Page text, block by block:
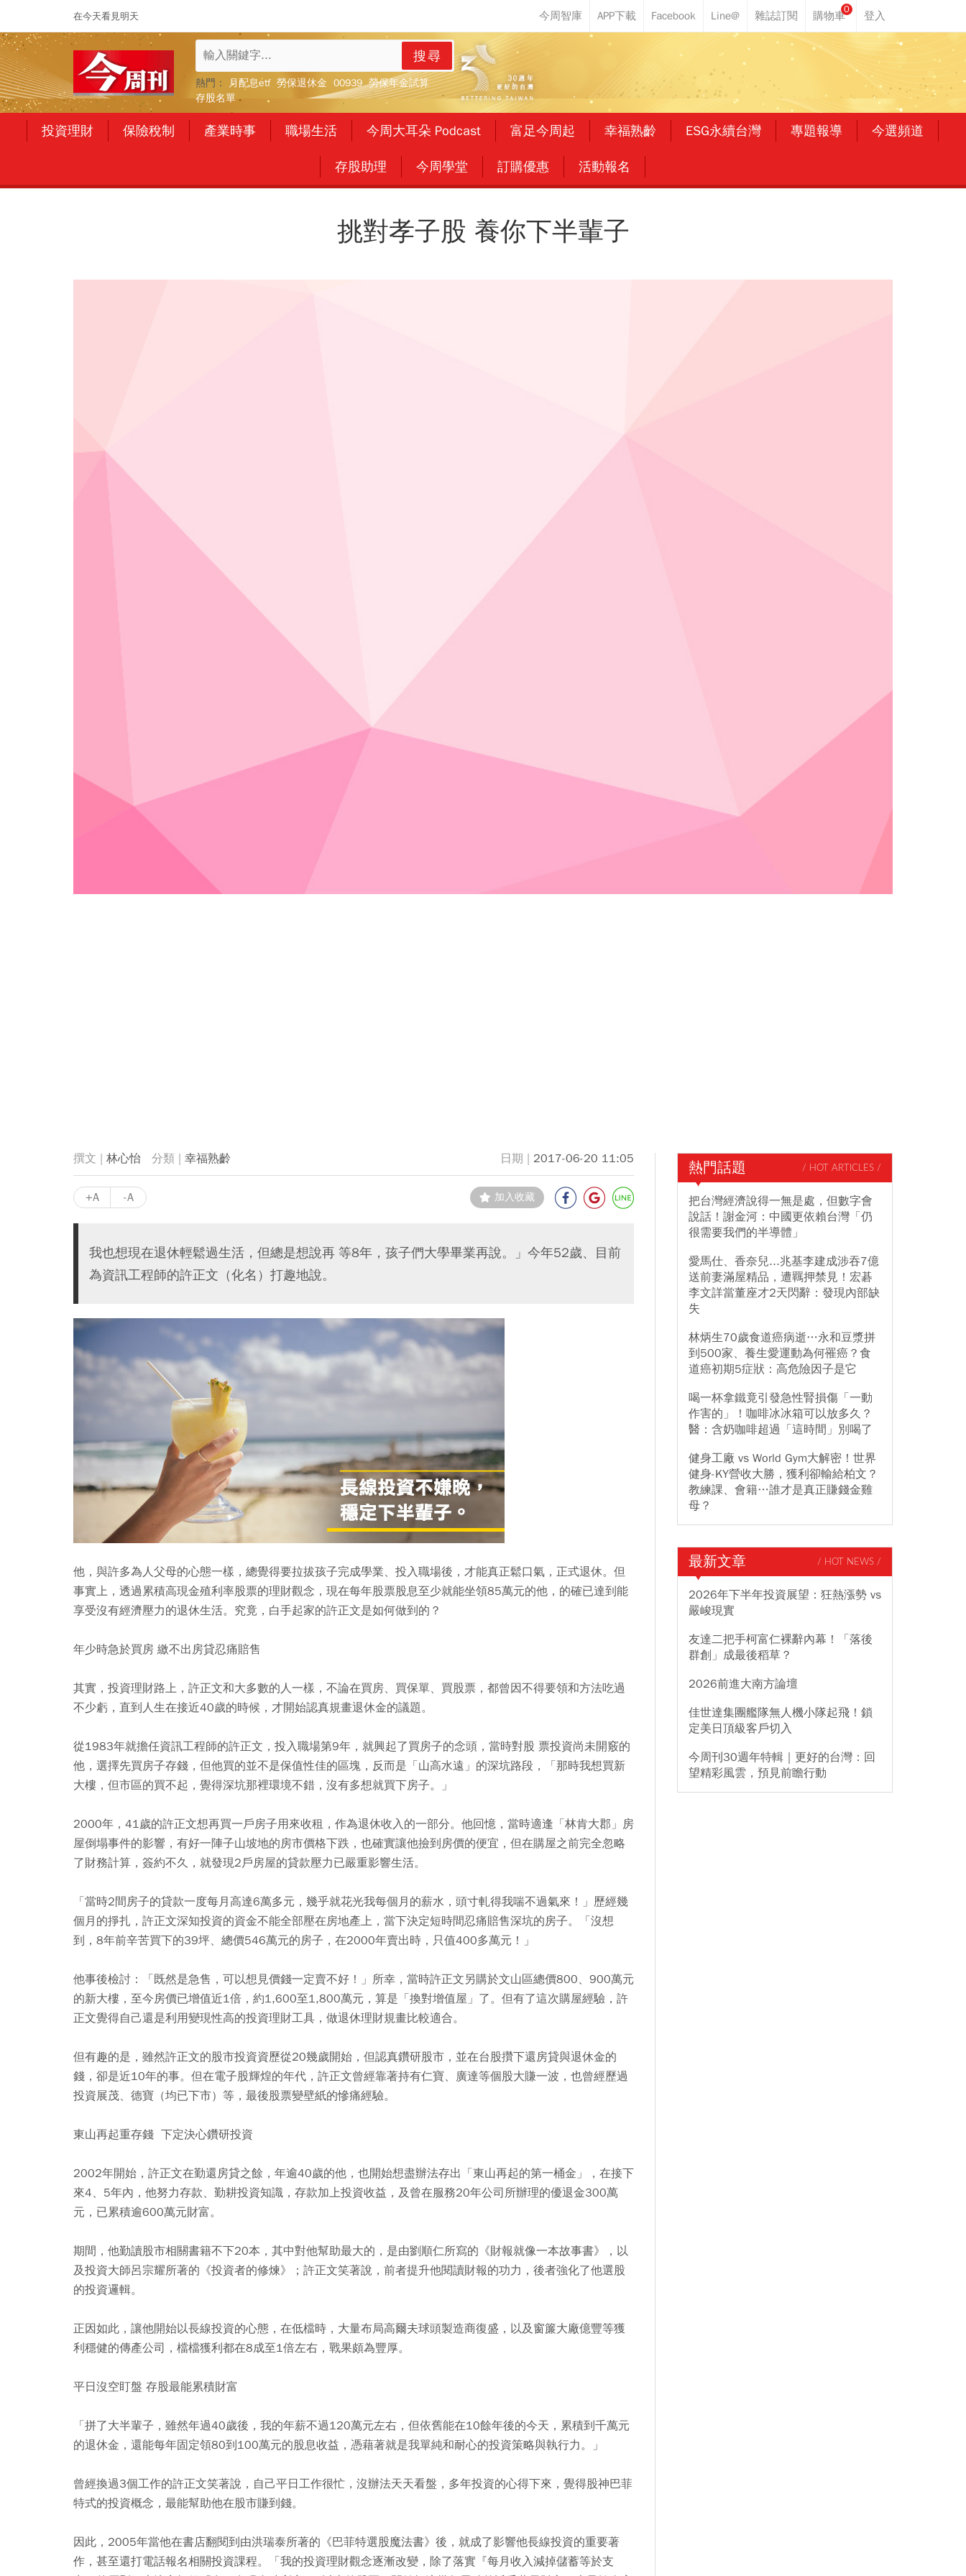
在今天看見明天
0
搜尋
熱門： 月配息etf 勞保退休金 00939 勞保年金試算
存股名單
投資理財 保險稅制 產業時事 職場生活 今周大耳朵 Podcast 富足今周起 幸福熟齡 ESG永續台灣 專題報導 今選頻道
存股助理 今周學堂 訂購優惠 活動報名
挑對孝子股 養你下半輩子
林心怡 幸福熟齡 2017-06-20 11:05
+A -A 加入收藏
我也想現在退休輕鬆過生活，但總是想說再 等8年，孩子們大學畢業再說。」今年52歲、目前
為資訊工程師的許正文（化名）打趣地說。
他，與許多為人父母的心態一樣，總覺得要拉拔孩子完成學業、投入職場後，才能真正鬆口氣，正式退休。但
事實上，透過累積高現金殖利率股票的理財觀念，現在每年股票股息至少就能坐領85萬元的他，的確已達到能
享受沒有經濟壓力的退休生活。究竟，白手起家的許正文是如何做到的？
年少時急於買房 繳不出房貸忍痛賠售
其實，投資理財路上，許正文和大多數的人一樣，不論在買房、買保單、買股票，都曾因不得要領和方法吃過
不少虧，直到人生在接近40歲的時候，才開始認真規畫退休金的議題。
從1983年就擔任資訊工程師的許正文，投入職場第9年，就興起了買房子的念頭，當時對股 票投資尚未開竅的
他，選擇先買房子存錢，但他買的並不是保值性佳的區塊，反而是「山高水遠」的深坑路段，「那時我想買新
大樓，但市區的買不起，覺得深坑那裡環境不錯，沒有多想就買下房子。」
2000年，41歲的許正文想再買一戶房子用來收租，作為退休收入的一部分。他回憶，當時適逢「林肯大郡」房
屋倒塌事件的影響，有好一陣子山坡地的房市價格下跌，也確實讓他撿到房價的便宜，但在購屋之前完全忽略
了財務計算，簽約不久，就發現2戶房屋的貸款壓力已嚴重影響生活。
「當時2間房子的貸款一度每月高達6萬多元，幾乎就花光我每個月的薪水，頭寸軋得我喘不過氣來！」歷經幾
個月的掙扎，許正文深知投資的資金不能全部壓在房地產上，當下決定短時間忍痛賠售深坑的房子。「沒想
到，8年前辛苦買下的39坪、總價546萬元的房子，在2000年賣出時，只值400多萬元！」
他事後檢討：「既然是急售，可以想見價錢一定賣不好！」所幸，當時許正文另購於文山區總價800、900萬元
的新大樓，至今房價已增值近1倍，約1,600至1,800萬元，算是「換對增值屋」了。但有了這次購屋經驗，許
正文覺得自己還是利用變現性高的投資理財工具，做退休理財規畫比較適合。
但有趣的是，雖然許正文的股市投資資歷從20幾歲開始，但認真鑽研股市，並在台股攢下還房貸與退休金的
錢，卻是近10年的事。但在電子股輝煌的年代，許正文曾經靠著持有仁寶、廣達等個股大賺一波，也曾經歷過
投資展茂、德寶（均已下市）等，最後股票變壁紙的慘痛經驗。
東山再起重存錢 下定決心鑽研投資
2002年開始，許正文在勤還房貸之餘，年逾40歲的他，也開始想盡辦法存出「東山再起的第一桶金」，在接下
來4、5年內，他努力存款、勤耕投資知識，存款加上投資收益，及曾在服務20年公司所辦理的優退金300萬
元，已累積逾600萬元財富。
期間，他勤讀股市相關書籍不下20本，其中對他幫助最大的，是由劉順仁所寫的《財報就像一本故事書》，以
及投資大師呂宗耀所著的《投資者的修煉》；許正文笑著說，前者提升他閱讀財報的功力，後者強化了他選股
的投資邏輯。
正因如此，讓他開始以長線投資的心態，在低檔時，大量布局高爾夫球頭製造商復盛，以及窗簾大廠億豐等獲
利穩健的傳產公司，檔檔獲利都在8成至1倍左右，戰果頗為豐厚。
平日沒空盯盤 存股最能累積財富
「拼了大半輩子，雖然年過40歲後，我的年薪不過120萬元左右，但依舊能在10餘年後的今天，累積到千萬元
的退休金，還能每年固定領80到100萬元的股息收益，憑藉著就是我單純和耐心的投資策略與執行力。」
曾經換過3個工作的許正文笑著說，自己平日工作很忙，沒辦法天天看盤，多年投資的心得下來，覺得股神巴菲
特式的投資概念，最能幫助他在股市賺到錢。
因此，2005年當他在書店翻閱到由洪瑞泰所著的《巴菲特選股魔法書》後，就成了影響他長線投資的重要著
作，甚至還打電話報名相關投資課程。「我的投資理財觀念逐漸改變，除了落實『每月收入減掉儲蓄等於支
熱門話題 / HOT ARTICLES /
把台灣經濟說得一無是處，但數字會
說話！謝金河：中國更依賴台灣「仍
很需要我們的半導體」
愛馬仕、香奈兒...兆基李建成涉吞7億
送前妻滿屋精品，遭羈押禁見！宏碁
李文詳當董座才2天閃辭：發現內部缺
失
林炳生70歲食道癌病逝…永和豆漿拼
到500家、養生愛運動為何罹癌？食
道癌初期5症狀：高危險因子是它
喝一杯拿鐵竟引發急性腎損傷「一動
作害的」！咖啡冰冰箱可以放多久？
醫：含奶咖啡超過「這時間」別喝了
健身工廠 vs World Gym大解密！世界
健身-KY營收大勝，獲利卻輸給柏文？
教練課、會籍…誰才是真正賺錢金雞
母？
最新文章 / HOT NEWS /
2026年下半年投資展望：狂熱漲勢 vs
嚴峻現實
友達二把手柯富仁裸辭內幕！「落後
群創」成最後稻草？
2026前進大南方論壇
佳世達集團艦隊無人機小隊起飛！鎖
定美日頂級客戶切入
今周刊30週年特輯｜更好的台灣：回
望精彩風雲，預見前瞻行動